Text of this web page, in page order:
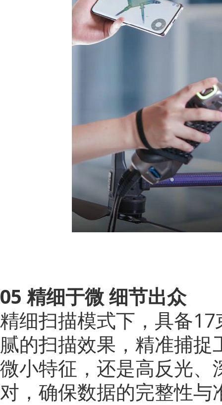
05 精细于微 细节出众
精细扫描模式下，具备17
腻的扫描效果，精准捕
微小特征，还是高反光
对，确保数据的完整性与